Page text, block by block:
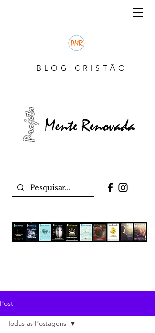
Projeto
BLOG CRISTÃO
Mente Renovada
Post
Todas as Postagens